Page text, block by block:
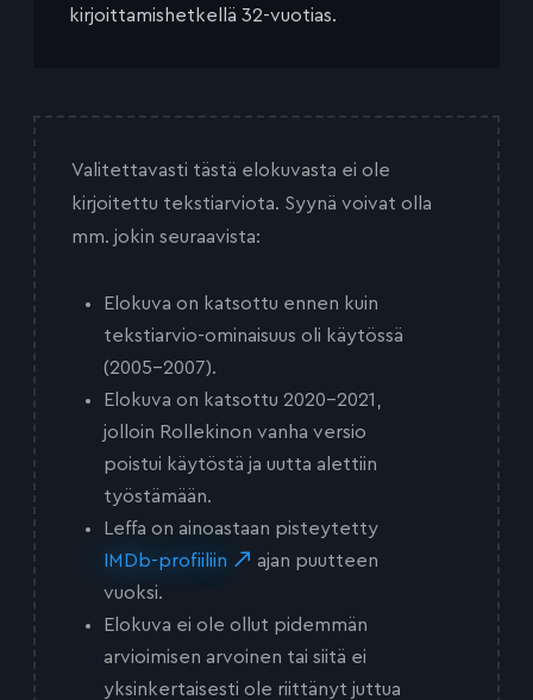
kirjoittamishetkellä 32-vuotias.
Valitettavasti tästä elokuvasta ei ole
kirjoitettu tekstiarviota. Syynä voivat olla
mm. jokin seuraavista:
Elokuva on katsottu ennen kuin
tekstiarvio-ominaisuus oli käytössä
(2005-2007).
Elokuva on katsottu 2020-2021,
jolloin Rollekinon vanha versio
poistui käytöstä ja uutta alettiin
työstämään.
Leffa on ainoastaan pisteytetty
IMDb-profiiliin
ajan puutteen
vuoksi.
Elokuva ei ole ollut pidemmän
arvioimisen arvoinen tai siitä ei
yksinkertaisesti ole riittänyt juttua